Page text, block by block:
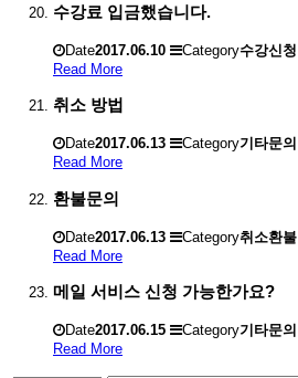
수강료 입금했습니다.
Date2017.06.10 Category수강신청
Read More
취소 방법
Date2017.06.13 Category기타문의
Read More
환불문의
Date2017.06.13 Category취소환불
Read More
메일 서비스 신청 가능한가요?
Date2017.06.15 Category기타문의
Read More